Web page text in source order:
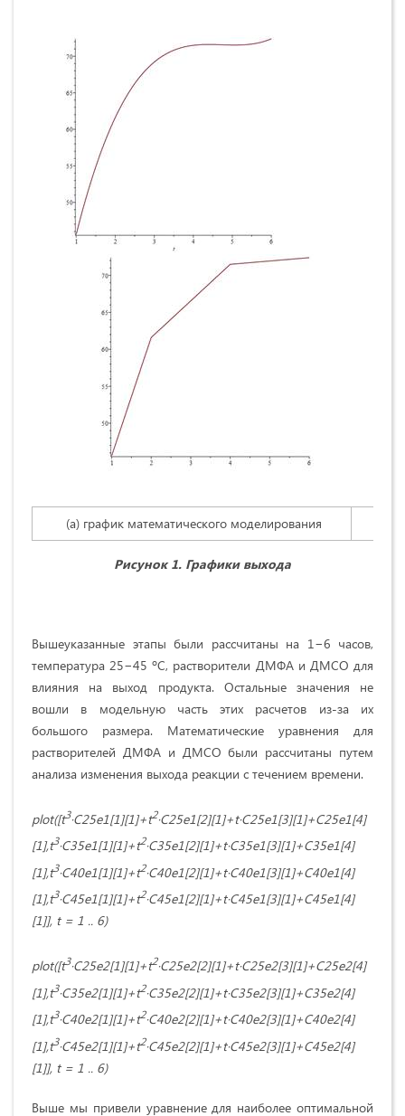
(а) график математического моделирования
Рисунок 1. Графики выхода
Вышеуказанные этапы были рассчитаны на 1−6 часов,
температура 25−45 ºC, растворители ДМФА и ДМСО для
влияния на выход продукта. Остальные значения не
вошли в модельную часть этих расчетов из-за их
большого размера. Математические уравнения для
растворителей ДМФА и ДМСО были рассчитаны путем
анализа изменения выхода реакции с течением времени.
plot([t3·C25e1[1][1]+t2·C25e1[2][1]+t·C25e1[3][1]+C25e1[4]
[1],t3·C35e1[1][1]+t2·C35e1[2][1]+t·C35e1[3][1]+C35e1[4]
[1],t3·C40e1[1][1]+t2·C40e1[2][1]+t·C40e1[3][1]+C40e1[4]
[1],t3·C45e1[1][1]+t2·C45e1[2][1]+t·C45e1[3][1]+C45e1[4]
[1]], t = 1 .. 6)
plot([t3·C25e2[1][1]+t2·C25e2[2][1]+t·C25e2[3][1]+C25e2[4]
[1],t3·C35e2[1][1]+t2·C35e2[2][1]+t·C35e2[3][1]+C35e2[4]
[1],t3·C40e2[1][1]+t2·C40e2[2][1]+t·C40e2[3][1]+C40e2[4]
[1],t3·C45e2[1][1]+t2·C45e2[2][1]+t·C45e2[3][1]+C45e2[4]
[1]], t = 1 .. 6)
Выше мы привели уравнение для наиболее оптимальной